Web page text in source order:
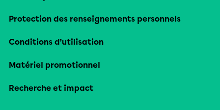
Protection des renseignements personnels
Conditions d’utilisation
Matériel promotionnel
Recherche et impact